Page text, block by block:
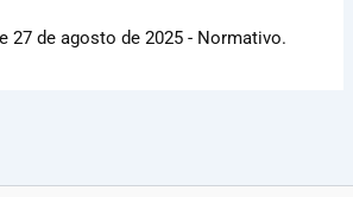
27 de agosto de 2025 - Normativo.